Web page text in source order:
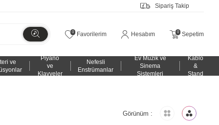
Sipariş Takip
0 Favorilerim Hesabım 0 Sepetim
ve
Piyano
ve
Klavyeler
Nefesli
Enstrümanlar
Ev Müzik ve
Sinema
Sistemleri
Kablo
&
Stand
Görünüm :